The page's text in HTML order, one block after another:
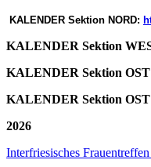
KALENDER Sektion NORD:
KALENDER Sektion
KALENDER Sektion
KALENDER Sektion OST
2026
Interfriesisches